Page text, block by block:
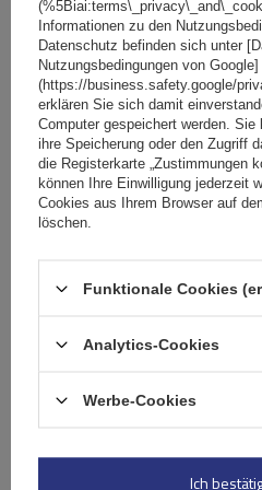
Mont Blanc AMC 5114-A46
173,99 €
Niedrigster Preis in 30 Tagen vor Rabatt:
Informationen zu den
Datenschutz befinden sich unter
Nutzungsbedingungen von Google]
(https://business.safety.google/
erklären Sie sich damit
Computer gespeichert werden. Sie
ihre Speicherung oder den Zugriff
die Registerkarte „Zustimmungen
können Ihre Einwilligung jederzeit
Cookies aus Ihrem Browser auf
löschen.
Funktionale Cookies
Analytics-Cookies
Werbe-Cookies
Ich